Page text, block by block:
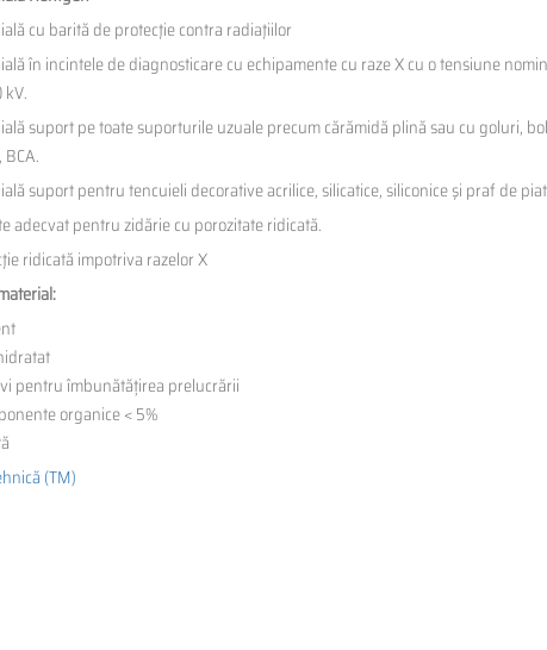
cu barită de protecţie contra radiaţiilor
în incintele de diagnosticare cu echipamente cu raze X cu o tensiune
suport pe toate suporturile uzuale precum cărămidă plină sau cu goluri,
suport pentru tencuieli decorative acrilice, silicatice, siliconice şi praf de
adecvat pentru zidărie cu porozitate ridicată.
ridicată impotriva razelor X
pentru îmbunătățirea prelucrării
organice < 5%
(TM)